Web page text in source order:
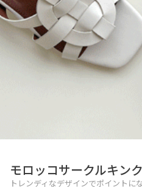
モロッコサークルキン
トレンディなデザインでポイントに